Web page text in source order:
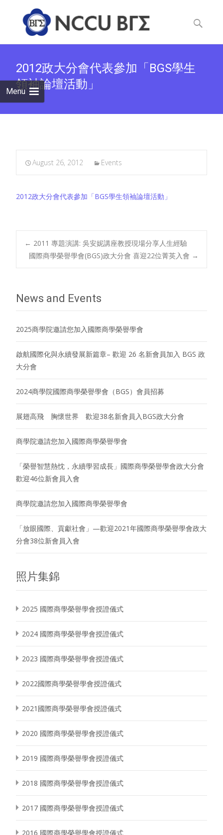
Menu
to
content
Search
2012政大分會代表參加「BGS學生
領袖論壇活動」
August 26, 2012 Events
2012政大分會代表參加「BGS學生領袖論壇活動」
Post
← 2011 專題演講: 吳安妮講座教授現場分享人生經驗
國際商學榮譽學會(BGS)政大分會 喜迎22位菁英入會 →
News and Events
2025商學院邀請您加入國際商學榮譽學會
啟航國際化與永續發展新篇章– 歡迎 26 名新會員加入 BGS 政
大分會
2024商學院國際商學榮譽學會（BGS）會員招募
展翅高飛 胸懷世界 歡迎38名新會員入BGS政大分會
商學院邀請您加入國際商學榮譽學會
「榮譽智慧熱忱，永續學習成長」國際商學榮譽學會政大分會
歡迎46位新會員入會
商學院邀請您加入國際商學榮譽學會
「放眼國際、貢獻社會」—歡迎2021年國際商學榮譽學會政大
分會38位新會員入會
照片集錦
2025 國際商學榮譽學會授證儀式
2024 國際商學榮譽學會授證儀式
2023 國際商學榮譽學會授證儀式
2022國際商學榮譽學會授證儀式
2021國際商學榮譽學會授證儀式
2020 國際商學榮譽學會授證儀式
2019 國際商學榮譽學會授證儀式
2018 國際商學榮譽學會授證儀式
2017 國際商學榮譽學會授證儀式
2016 國際商學榮譽學會授證儀式